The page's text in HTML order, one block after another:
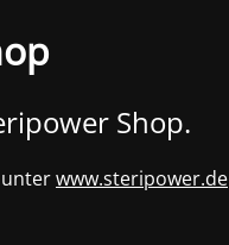
Shop.
www.steripower.de